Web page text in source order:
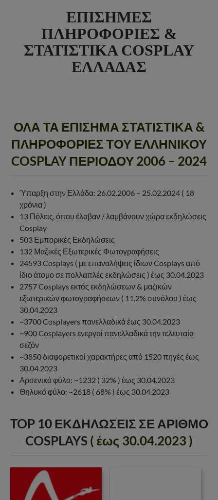
ΕΠΙΣΗΜΕΣ
ΠΛΗΡΟΦΟΡΙΕΣ &
ΣΤΑΤΙΣΤΙΚΑ COSPLAY
ΕΛΛΑΔΑΣ
ΟΛΑ ΤΑ ΕΠΙΣΗΜΑ ΣΤΑΤΙΣΤΙΚΑ &
ΠΛΗΡΟΦΟΡΙΕΣ ΤΟΥ ΕΛΛΗΝΙΚΟΥ
COSPLAY ΠΕΡΙΟΔΟΥ 2006 – 2024
Ύπαρξη στην Ελλάδα: 26.02.2006 – 25.02.2024 ( 18
χρόνια )
13 Πόλεις, όπου έλαβαν / λαμβάνουν χώρα εκδηλώσεις
Cosplay
503 Εμπορικές Εκδηλώσεις
132 Μαζικές Εξωτερικές Φωτογραφήσεις
24593 Cosplays ( με επαναλήψεις ίδιων Cosplays από
ίδιο άτομο σε πολλαπλές εκδηλώσεις ) έως 30.04.2023
2757 Cosplays εκτός εκδηλώσεων & μαζικών
εξωτερικών φωτογραφήσεων ( 11,2% συνόλου ) έως
30.04.2023
~3700 Cosplayers πανελλαδικά έως 30.04.2023
~900 Cosplayers ενεργοί πανελλαδικά την τελευταία
σεζόν
~3850 διαφορετικοί χαρακτήρες από 1520 πηγές έως
30.04.2023
Αρσενικό φύλο: ~1232 ( 32% ) έως 30.04.2023
Θηλυκό φύλο: ~2618 ( 68% ) έως 30.04.2023
TOP 10ΕΚΔΗΛΩΣΕΙΣ ΣΕ ΑΡΙΘΜΟ
COSPLAYS ( έως 30.04.2023 )